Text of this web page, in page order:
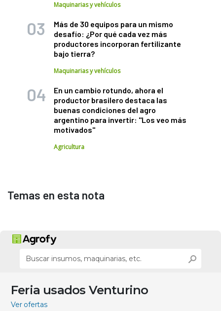
Maquinarias y vehículos
Más de 30 equipos para un mismo
desafío: ¿Por qué cada vez más
productores incorporan fertilizante
bajo tierra?
Maquinarias y vehículos
En un cambio rotundo, ahora el
productor brasilero destaca las
buenas condiciones del agro
argentino para invertir: "Los veo más
motivados"
Agricultura
Temas en esta nota
Feria usados Venturino
Ver ofertas